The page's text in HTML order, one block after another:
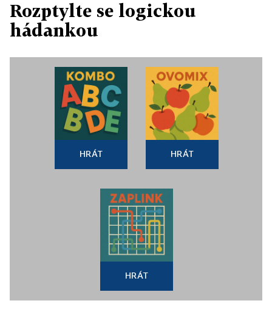
Rozptylte se logickou
hádankou
HRÁT HRÁT
HRÁT